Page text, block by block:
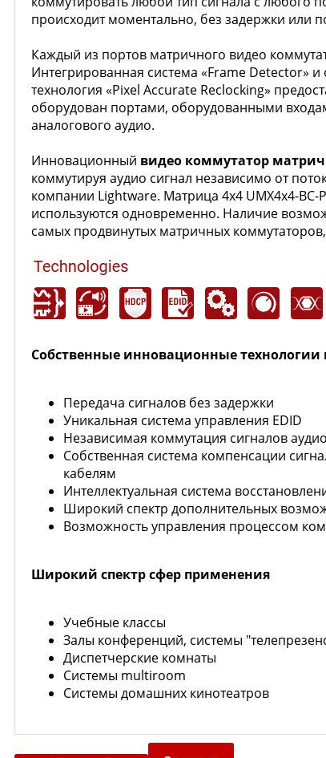
происходит моментально, без задержки или
Каждый из портов матричного видео
Интегрированная система «Frame Detector»
технология «Pixel Accurate Reclocking»
оборудован портами, оборудованными
аналогового аудио.
Инновационный видео коммутатор
коммутируя аудио сигнал независимо от
компании Lightware. Матрица 4x4 UMX4x4-
используются одновременно. Наличие
самых продвинутых матричных
Собственные инновационные
Передача сигналов без задержки
Уникальная система управления EDID
Независимая коммутация сигналов
Собственная система компенсации
кабелям
Интеллектуальная система
Широкий спектр дополнительных
Возможность управления процессом
Широкий спектр сфер применения
Учебные классы
Залы конференций, системы
Диспетчерские комнаты
Системы multiroom
Системы домашних кинотеатров